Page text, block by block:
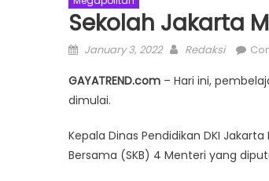
Sekolah Jakarta
Posted
January 3, 2022 Author
Redaksi
GAYATREND.com – Hari ini,
dimulai.
Kepala Dinas Pendidikan DKI
Bersama (SKB) 4 Menteri yang